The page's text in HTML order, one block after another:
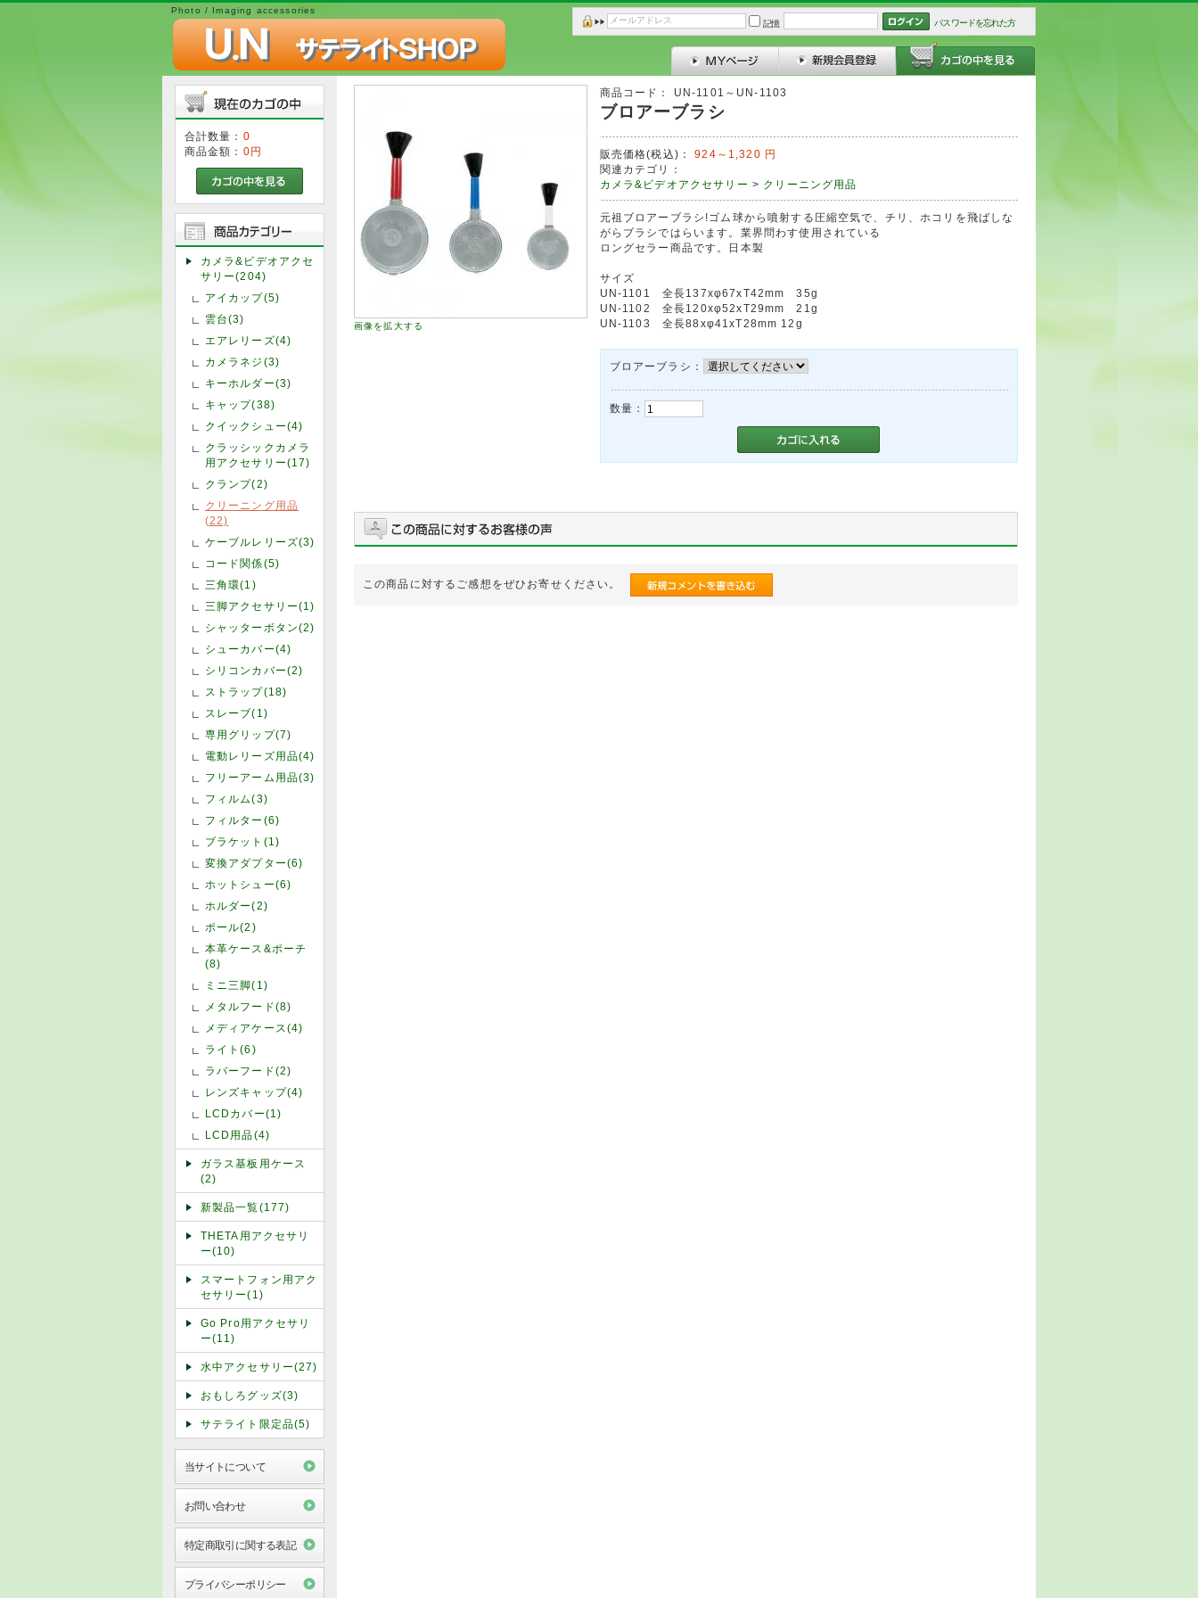
Photo / Imaging accessories
記憶
パスワードを忘れた方
合計数量： 0
商品金額： 0円
カメラ&ビデオアクセ
サリー(204)
アイカップ(5)
雲台(3)
エアレリーズ(4)
カメラネジ(3)
キーホルダー(3)
キャップ(38)
クイックシュー(4)
クラッシックカメラ
用アクセサリー(17)
クランプ(2)
クリーニング用品
(22)
ケーブルレリーズ(3)
コード関係(5)
三角環(1)
三脚アクセサリー(1)
シャッターボタン(2)
シューカバー(4)
シリコンカバー(2)
ストラップ(18)
スレーブ(1)
専用グリップ(7)
電動レリーズ用品(4)
フリーアーム用品(3)
フィルム(3)
フィルター(6)
ブラケット(1)
変換アダプター(6)
ホットシュー(6)
ホルダー(2)
ポール(2)
本革ケース&ポーチ
(8)
ミニ三脚(1)
メタルフード(8)
メディアケース(4)
ライト(6)
ラバーフード(2)
レンズキャップ(4)
LCDカバー(1)
LCD用品(4)
ガラス基板用ケース
(2)
新製品一覧(177)
THETA用アクセサリ
ー(10)
スマートフォン用アク
セサリー(1)
Go Pro用アクセサリ
ー(11)
水中アクセサリー(27)
おもしろグッズ(3)
サテライト限定品(5)
当サイトについて
お問い合わせ
特定商取引に関する表記
プライバシーポリシー
画像を拡大する
商品コード： UN-1101～UN-1103
ブロアーブラシ
販売価格(税込)：924～1,320 円
関連カテゴリ：
カメラ&ビデオアクセサリー > クリーニング用品
元祖ブロアーブラシ!ゴム球から噴射する圧縮空気で、チリ、ホコリを飛ばしな
がらブラシではらいます。業界問わす使用されている
ロングセラー商品です。日本製
サイズ
UN-1101 全長137xφ67xT42mm 35g
UN-1102 全長120xφ52xT29mm 21g
UN-1103 全長88xφ41xT28mm 12g
ブロアーブラシ：
数量：
この商品に対するご感想をぜひお寄せください。